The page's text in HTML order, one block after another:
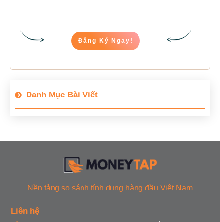
Đăng Ký Ngay!
Danh Mục Bài Viết
Nền tảng so sánh tính dụng hàng đầu Việt Nam
Liên hệ